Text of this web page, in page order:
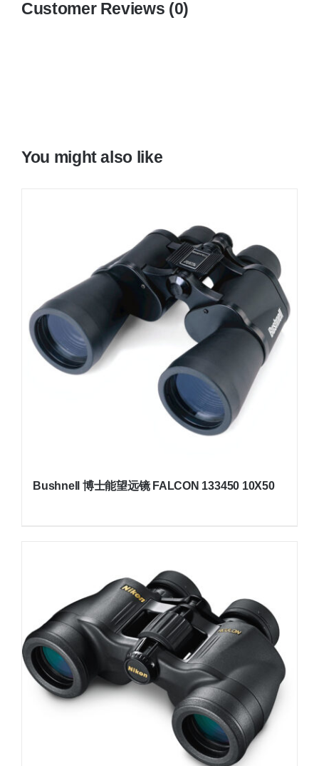
Customer Reviews (0)
You might also like
Bushnell 博士能望远镜 FALCON 133450 10X50